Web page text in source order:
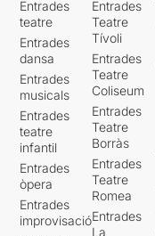
Entrades
teatre
Entrades
dansa
Entrades
musicals
Entrades
teatre
infantil
Entrades
òpera
Entrades
improvisació
Entrades
Teatre
Tívoli
Entrades
Teatre
Coliseum
Entrades
Teatre
Borràs
Entrades
Teatre
Romea
Entrades
La